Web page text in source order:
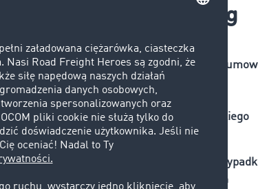
firma, żeby taki faktoring
zakazu cesji bez zgody kontrahenta w
bez pisemnej zgody klienta skorzystać z
nie może być scedowana na faktora.
, alewarto zadbać o to, żeby nie mieć takiego
jest nasza zdolność kredytowa.
W
finansowa naszego dłużnika , czyli w tym